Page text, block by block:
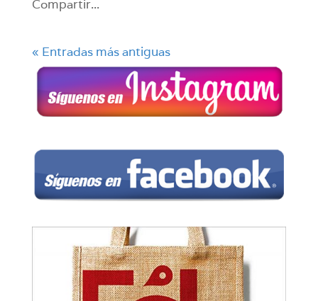
Compartir...
« Entradas más antiguas